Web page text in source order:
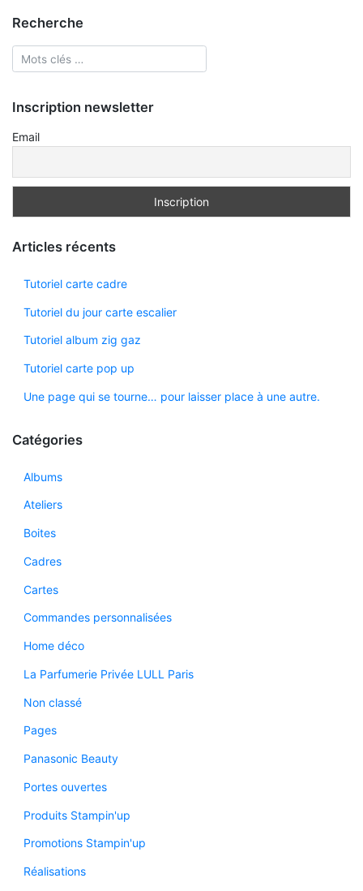
Recherche
Inscription newsletter
Email
Articles récents
Tutoriel carte cadre
Tutoriel du jour carte escalier
Tutoriel album zig gaz
Tutoriel carte pop up
Une page qui se tourne… pour laisser place à une autre.
Catégories
Albums
Ateliers
Boites
Cadres
Cartes
Commandes personnalisées
Home déco
La Parfumerie Privée LULL Paris
Non classé
Pages
Panasonic Beauty
Portes ouvertes
Produits Stampin'up
Promotions Stampin'up
Réalisations